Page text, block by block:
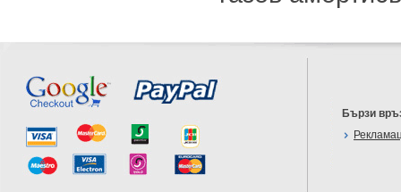
Бързи